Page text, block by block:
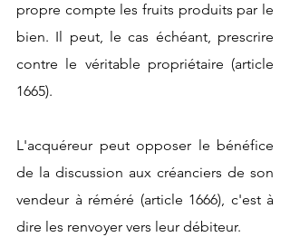
propre compte les fruits produits par le
bien. Il peut, le cas échéant, prescrire
contre le véritable propriétaire (article
1665).
L'acquéreur peut opposer le bénéfice
de la discussion aux créanciers de son
vendeur à réméré (article 1666), c'est à
dire les renvoyer vers leur débiteur.